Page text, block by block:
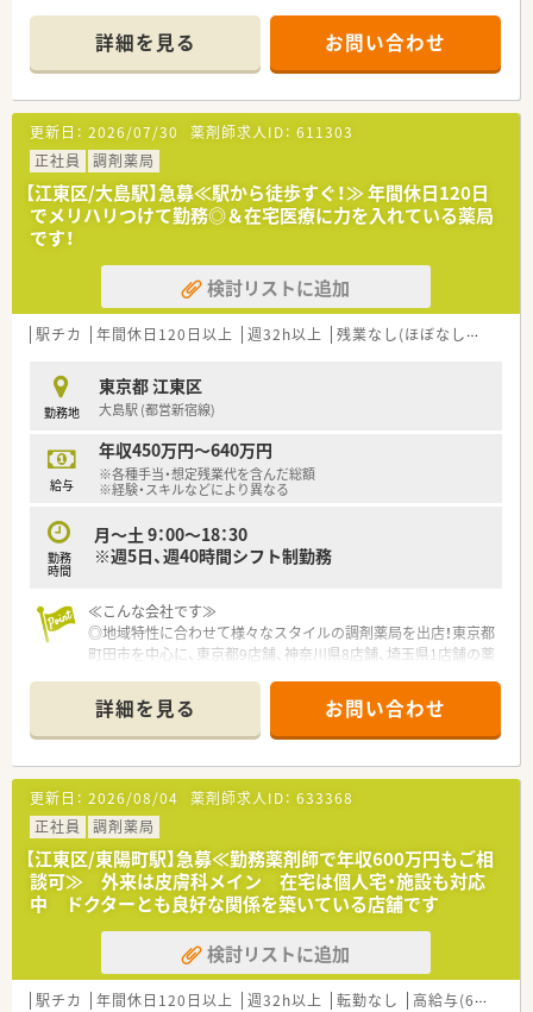
【店舗情報と応需状況について】
■りんかい線「東雲駅」や有楽町線「豊洲駅」が最寄り駅で、双方
から徒歩12分ほどの立地です。
■小児科や脳神経外科、眼科、整形外科、内科など多科目を応需
しており、1日に100～110枚の処方箋に対応します。
■薬剤師5名と事務2名の体制で、約1,200品目の医薬品を取り扱
いながら業務を行っています。
【募集背景と求める人物像について】
周囲と協力できる方を求めています。
■医療モール型店舗のため、幅広い診療科の知識やスキルを積極
的に吸収したいという意欲のある方に最適です。
■患者様との対話を重視する方針なので、コミュニケーション能
【勤務実態について】
■月間の所定労働時間は161時間と法定より短く、全社平均の残
業も月7.3時間程度と少なめです。
■有給休暇の消化率は90%と非常に高く、スタッフ同士で協力
しながら休暇を取得する風土が根付いています。
■全従業員に占める正社員の比率が約85%と高いため、安定し
た人員体制でシフト調整もしやすい環境です。
【想定される業務内容】
行される多科目の処方箋に対応いただきます。
■最新の自動監査システムなどを活用することで、患者様への丁
寧な服薬指導といった対人業務に注力できます。
ズに行いながら業務を進めることが可能です。
詳細を見る お問い合わせ
更新日： 2026/07/30 薬剤師求人ID： 611303
正社員
調剤薬局
【江東区/大島駅】急募≪駅から徒歩すぐ！≫ 年間休日120日
でメリハリつけて勤務◎＆在宅医療に力を入れている薬局
です！
検討リストに追加
駅チカ 年間休日120日以上 週32h以上 残業なし(ほぼなし含む)
勤務地
東京都 江東区
大島駅 (都営新宿線)
給与
年収450万円～640万円
※各種手当・想定残業代を含んだ総額
※経験・スキルなどにより異なる
勤務
時間
月～土 9：00～18：30
※週5日、週40時間シフト制勤務
≪こんな会社です≫
◎地域特性に合わせて様々なスタイルの調剤薬局を出店！東京都
町田市を中心に、東京都9店舗、神奈川県8店舗、埼玉県1店舗の薬
◎複数のクリニックから処方箋を受ける薬局、地元ニーズに寄り
添った健康サポート薬局、在宅医療に特化した薬局など、幅広い
スタイルの薬局を出店しています。
◎転居が必要となるような無理な異動や転勤はありません！ご自
身の希望に合わせて、異動の際に転居がないように配慮しており
ます。原則的にご自宅から60分通勤いただける圏内が配属の対
象となりますので、住み慣れた地域でお仕事いただけます。
◎在宅医療にも対応！在宅未経験者にもしっかりとフォローいた
だけます！患者様が自宅や施設に居ながら安心してお薬を使って
いただけるよう丁寧な支援を心がけています。
◎店舗によってはクリーンベンチも完備し、往診同行も実施して
おりますので、専門的に在宅医療に触れることが可能です。地域
包括医療を担うため、いち早く在宅医療に取り組んできておりま
すので在宅未経験者に対しても在宅のノウハウをしっかりと教
えていただけます。
詳細を見る お問い合わせ
更新日： 2026/08/04 薬剤師求人ID： 633368
正社員
調剤薬局
【江東区/東陽町駅】急募≪勤務薬剤師で年収600万円もご相
談可≫ 外来は皮膚科メイン 在宅は個人宅・施設も対応
中 ドクターとも良好な関係を築いている店舗です
検討リストに追加
駅チカ 年間休日120日以上 週32h以上 転勤なし 高給与(600万円以上)